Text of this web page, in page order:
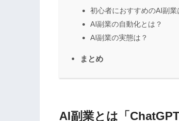
初心者におすすめのAI副業
AI副業の自動化とは？
AI副業の実態は？
まとめ
AI副業とは「